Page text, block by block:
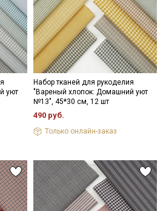
уют
Набор тканей для рукоделия
"Вареный хлопок: Домашний уют
№13", 45*30 см, 12 шт
490 руб.
Только онлайн-заказ